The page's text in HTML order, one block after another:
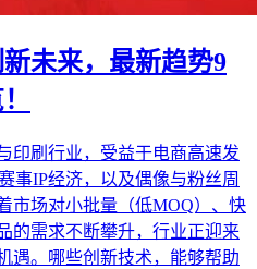
未来，最新趋势9
印刷行业，受益于电商高速发
事IP经济，以及偶像与粉丝周
市场对小批量（低MOQ）、快
的需求不断攀升，行业正迎来
遇。哪些创新技术，能够帮助